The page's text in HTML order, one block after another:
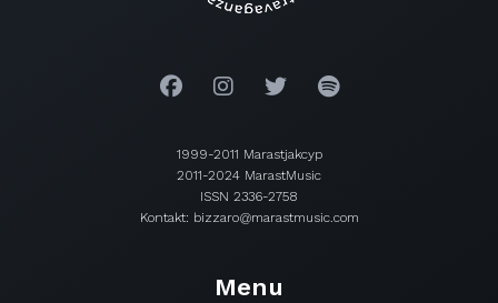
1999-2011 Marastjakcyp
2011-2024 MarastMusic
ISSN 2336-2758
Kontakt: bizzaro@marastmusic.com
Menu